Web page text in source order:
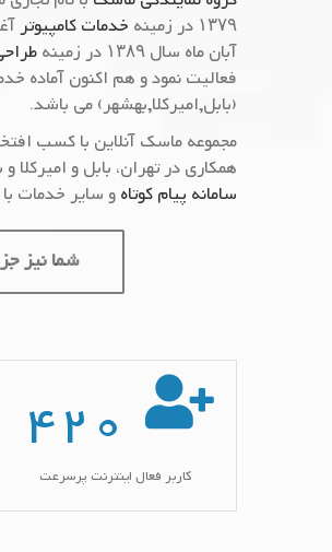
۱۳۷۹ در زمینه
خدمات کامپیوتر
آبان ماه سال ۱۳۸۹ در زمینه
فعالیت نمود و هم اکنون آماده
(بابل,امیرکلا,بهشهر) می باشد.
مجموعه ماسک آنلاین با کسب
همکاری در تهران، بابل و امیرکلا
سامانه پیام کوتاهو سایر خدمات
شما نیز
420
کاربر فعال اینترنت پرسرعت